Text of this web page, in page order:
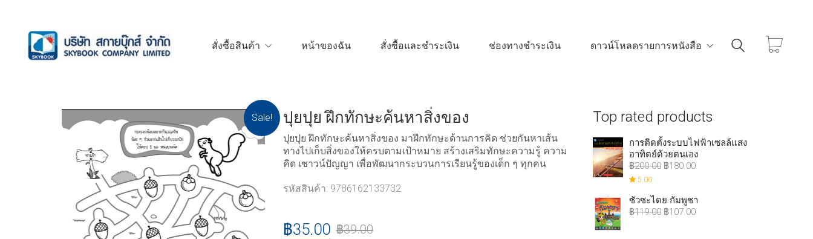
สั่งซื้อสินค้า หน้าของฉัน สั่งซื้อและชำระเงิน ช่องทางชำระเงิน ดาวน์โหลดรายการหนังสือ
Sale! ปุยปุย ฝึกทักษะค้นหาสิ่งของ
ปุยปุย ฝึกทักษะค้นหาสิ่งของ มาฝึกทักษะด้านการคิด ช่วยกันหาเส้น
ทางไปเก็บสิ่งของให้ครบตามเป้าหมาย สร้างเสริมทักษะความรู้ ความ
คิด เชาวน์ปัญญา เพื่อพัฒนากระบวนการเรียนรู้ของเด็ก ๆ ทุกคน
รหัสสินค้า: 9786162133732
฿39.00
฿35.00
Top rated products
การติดตั้งระบบไฟฟ้าเซลล์แสง
อาทิตย์ด้วยตนเอง
฿200.00 ฿180.00
5.00
ซัวซะไดย กัมพูชา
฿119.00 ฿107.00